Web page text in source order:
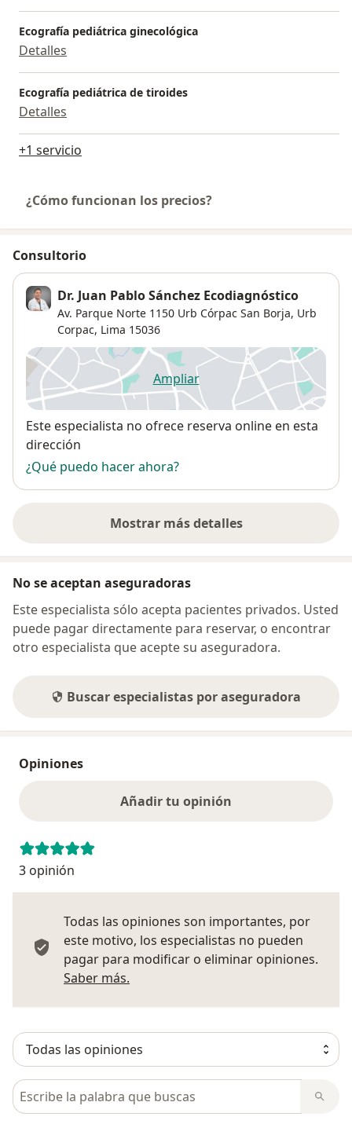
Ecografía pediátrica ginecológica
Detalles
Ecografía pediátrica de tiroides
Detalles
+1 servicio
¿Cómo funcionan los precios?
Consultorio
Dr. Juan Pablo Sánchez Ecodiagnóstico
Av. Parque Norte 1150 Urb Córpac San Borja, Urb
Corpac, Lima 15036
Ampliarse abre en una nueva
Disponibilidad
Este especialista no ofrece reserva online en esta
dirección
¿Qué puedo hacer ahora?
Mostrar más detalles
sobre la dirección
No se aceptan aseguradoras
Este especialista sólo acepta pacientes privados. Usted
puede pagar directamente para reservar, o encontrar
otro especialista que acepte su aseguradora.
Buscar especialistas por aseguradora
Opiniones
Añadir tu opinión
3 opinión
Todas las opiniones son importantes, por
este motivo, los especialistas no pueden
pagar para modificar o eliminar opiniones.
Saber más.
Busca en opiniones